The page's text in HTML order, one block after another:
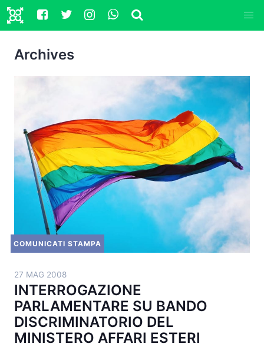
Archives
COMUNICATI STAMPA
27 MAG 2008
INTERROGAZIONE
PARLAMENTARE SU BANDO
DISCRIMINATORIO DEL
MINISTERO AFFARI ESTERI